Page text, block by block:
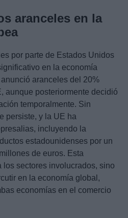
aranceles en la
por parte de Estados Unidos
en la economía
aranceles del 20%
aunque posteriormente decidió
temporalmente. Sin
persiste, y la UE ha
incluyendo la
estadounidenses por un
de euros. Esta
los sectores involucrados, sino
en la economía global,
economías en el comercio